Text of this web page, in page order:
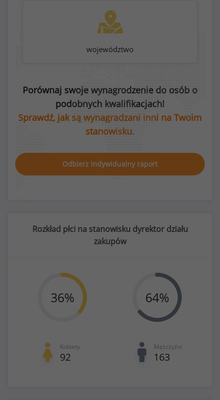
województwo
Porównaj swoje wynagrodzenie do osób o
podobnych kwalifikacjach!
Sprawdź, jak są wynagradzani inni na Twoim
stanowisku.
Odbierz indywidualny raport
Rozkład płci na stanowisku dyrektor działu
zakupów
36%
Kobiety
92
64%
Mężczyźni
163